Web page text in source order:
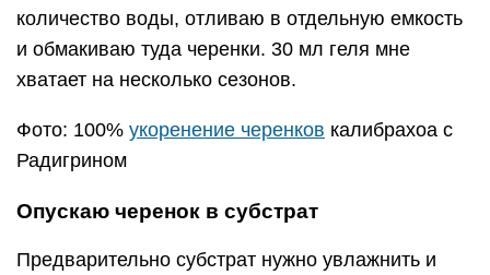
количество воды, отливаю в отдельную емкость
и обмакиваю туда черенки. 30 мл геля мне
хватает на несколько сезонов.
Фото: 100% укоренение черенков калибрахоа с
Радигрином
Опускаю черенок в субстрат
Предварительно субстрат нужно увлажнить и